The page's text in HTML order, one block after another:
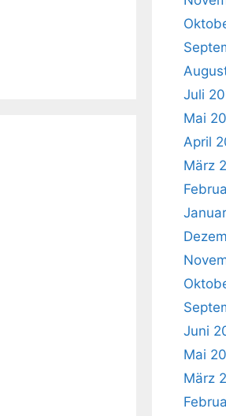
Juli
Mai
April
März
Juni
Mai
März